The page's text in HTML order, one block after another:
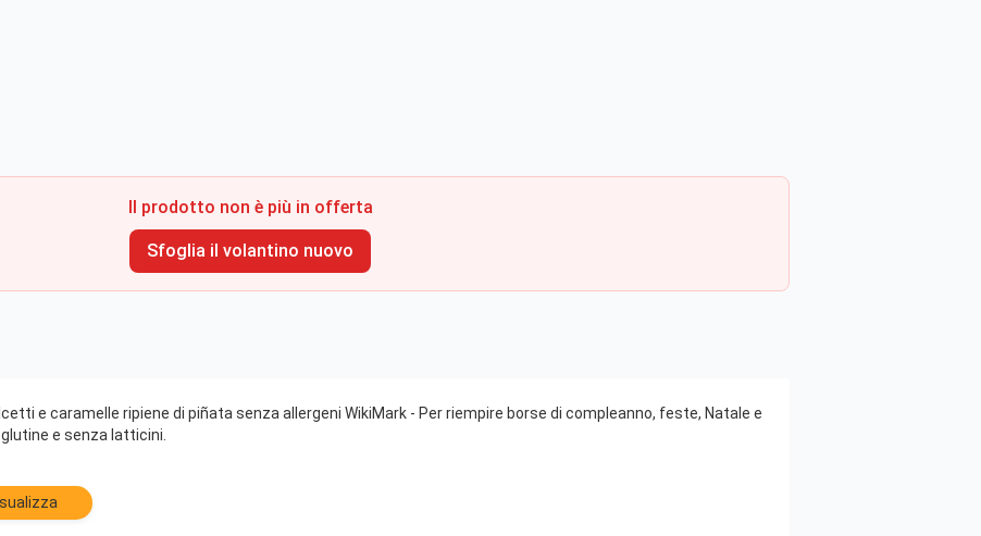
Il prodotto non è più in offerta
Sfoglia il volantino nuovo
e caramelle ripiene di piñata senza allergeni WikiMark - Per riempire borse di compleanno, feste, Natale e
e senza latticini.